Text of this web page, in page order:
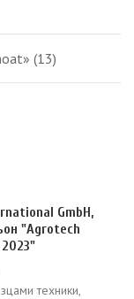
(13)
GmbH,
"Agrotech
техники,